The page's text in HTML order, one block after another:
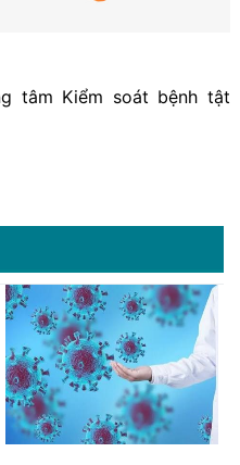
tâm Kiểm soát bệnh tật